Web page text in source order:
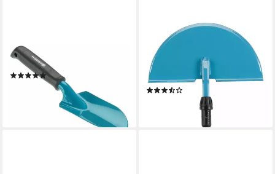
GARDENA Blumenkelle
GARDENA Blumenkelle
(7)
ab 12,99 €
lieferbar - in 4-5 Werktagen bei dir
GARDENA
Kantenstecher
Rasenkantenstecher 03149-
20
lieferbar - in 3-4 Werktagen bei dir